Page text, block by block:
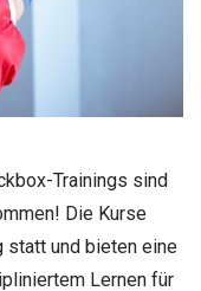
Trainings sind
Die Kurse
statt und bieten eine
Lernen für